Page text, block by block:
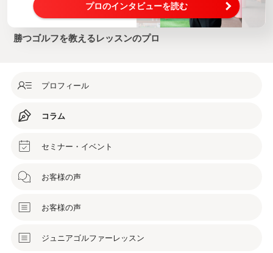
プロのインタビューを読む
勝つゴルフを教えるレッスンのプロ
プロフィール
コラム
セミナー・イベント
お客様の声
お客様の声
ジュニアゴルファーレッスン